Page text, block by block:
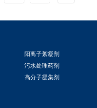
阳离子絮凝剂
污水处理药剂
高分子凝集剂